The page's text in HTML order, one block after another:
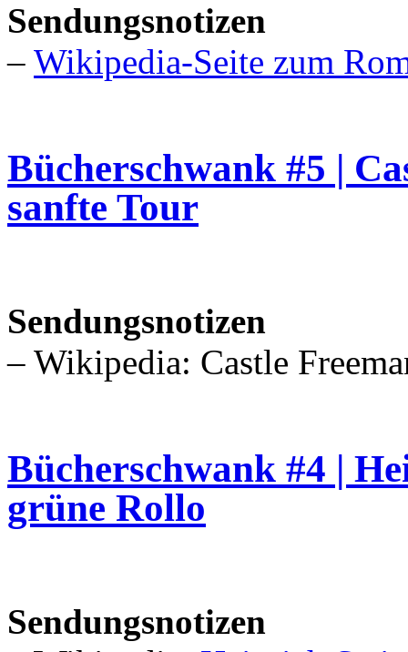
Sendungsnotizen
– Wikipedia-Seite zum
Bücherschwank #5 |
sanfte Tour
Sendungsnotizen
– Wikipedia: Castle
Bücherschwank #4 |
grüne Rollo
Sendungsnotizen